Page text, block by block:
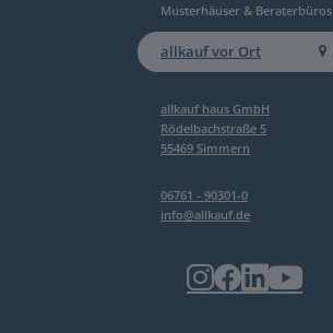
Jetzt kostenlos anfordernMusterhäuser & Beraterbüros
allkauf vor Ort
allkauf haus GmbH
Rödelbachstraße 5
55469 Simmern
06761 - 90301-0
info@allkauf.de